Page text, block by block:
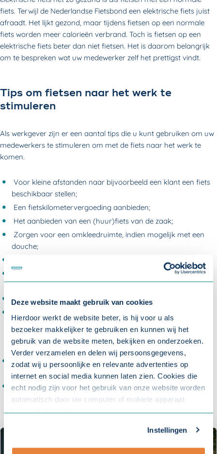
Deze website maakt gebruik van cookies
Hierdoor werkt de website beter, is hij voor u als
bezoeker makkelijker te gebruiken en kunnen wij het
gebruik van de website meten, bekijken en onderzoeken.
Verder verzamelen en delen wij persoonsgegevens,
zodat wij u persoonlijke en relevante advertenties op
internet en social media kunnen laten zien. Cookies die
echt nodig zijn voor het gebruik van onze website worden
automatisch door uw computer of mobiele apparaat
bewaard. Voor alle andere soorten cookies hebben we uw
aanpassen. Met uw toestemming delen wij uw gegevens
met onze10 partners.
Instellingen
fiets. Terwijl de Nederlandse Fietsbond een elektrische fiets juist
afraadt. Het lijkt gezond, maar tijdens fietsen op een normale
fiets worden meer calorieën verbrand. Toch is fietsen op een
elektrische fiets beter dan niet fietsen. Het is daarom belangrijk
om te bespreken wat uw medewerker zelf het prettigst vindt.
Tips om fietsen naar het werk te
stimuleren
Als werkgever zijn er een aantal tips die u kunt gebruiken om uw
medewerkers te stimuleren om met de fiets naar het werk te
komen.
Voor kleine afstanden naar bijvoorbeeld een klant een fiets
beschikbaar stellen;
Een fietskilometervergoeding aanbieden;
Het aanbieden van een (huur)fiets van de zaak;
Zorgen voor een omkleedruimte, indien mogelijk met een
douche;
Gereedschap als fietspompen en bandenplaksetjes
beschikbaar maken;
Laadpalen voor elektrische fietsen;
kilometers er zijn gereden, hoeveel CO₂-uitstoot er is
bespaard en hoeveel er is verdiend door de
fietskilometervergoeding;
Maak fietsen leuk door bijvoorbeeld mee te doen aan
uitdagingen en competities;
Geef als werkgever het goede voorbeeld.